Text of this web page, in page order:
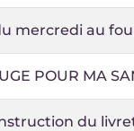
mercredi au
POUR MA
du